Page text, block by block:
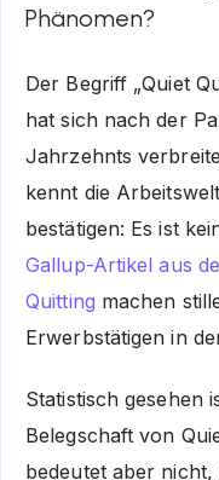
Phänomen?
Der Begriff „Quiet
hat sich nach der
Jahrzehnts
kennt die
bestätigen: Es ist
Gallup-Artikel aus
Quitting machen
Erwerbstätigen in
Statistisch gesehen
Belegschaft von
bedeutet aber